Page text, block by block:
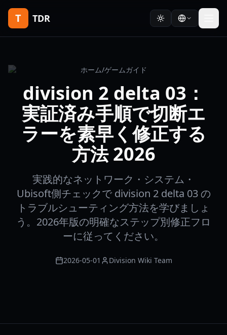
T TDR
ホーム/ゲームガイド
division 2 delta 03：
実証済み手順で切断エ
ラーを素早く修正する
方法 2026
実践的なネットワーク・システム・
Ubisoft側チェックで division 2 delta 03 の
トラブルシューティング方法を学びましょ
う。2026年版の明確なステップ別修正フロ
ーに従ってください。
2026-05-01 Division Wiki Team